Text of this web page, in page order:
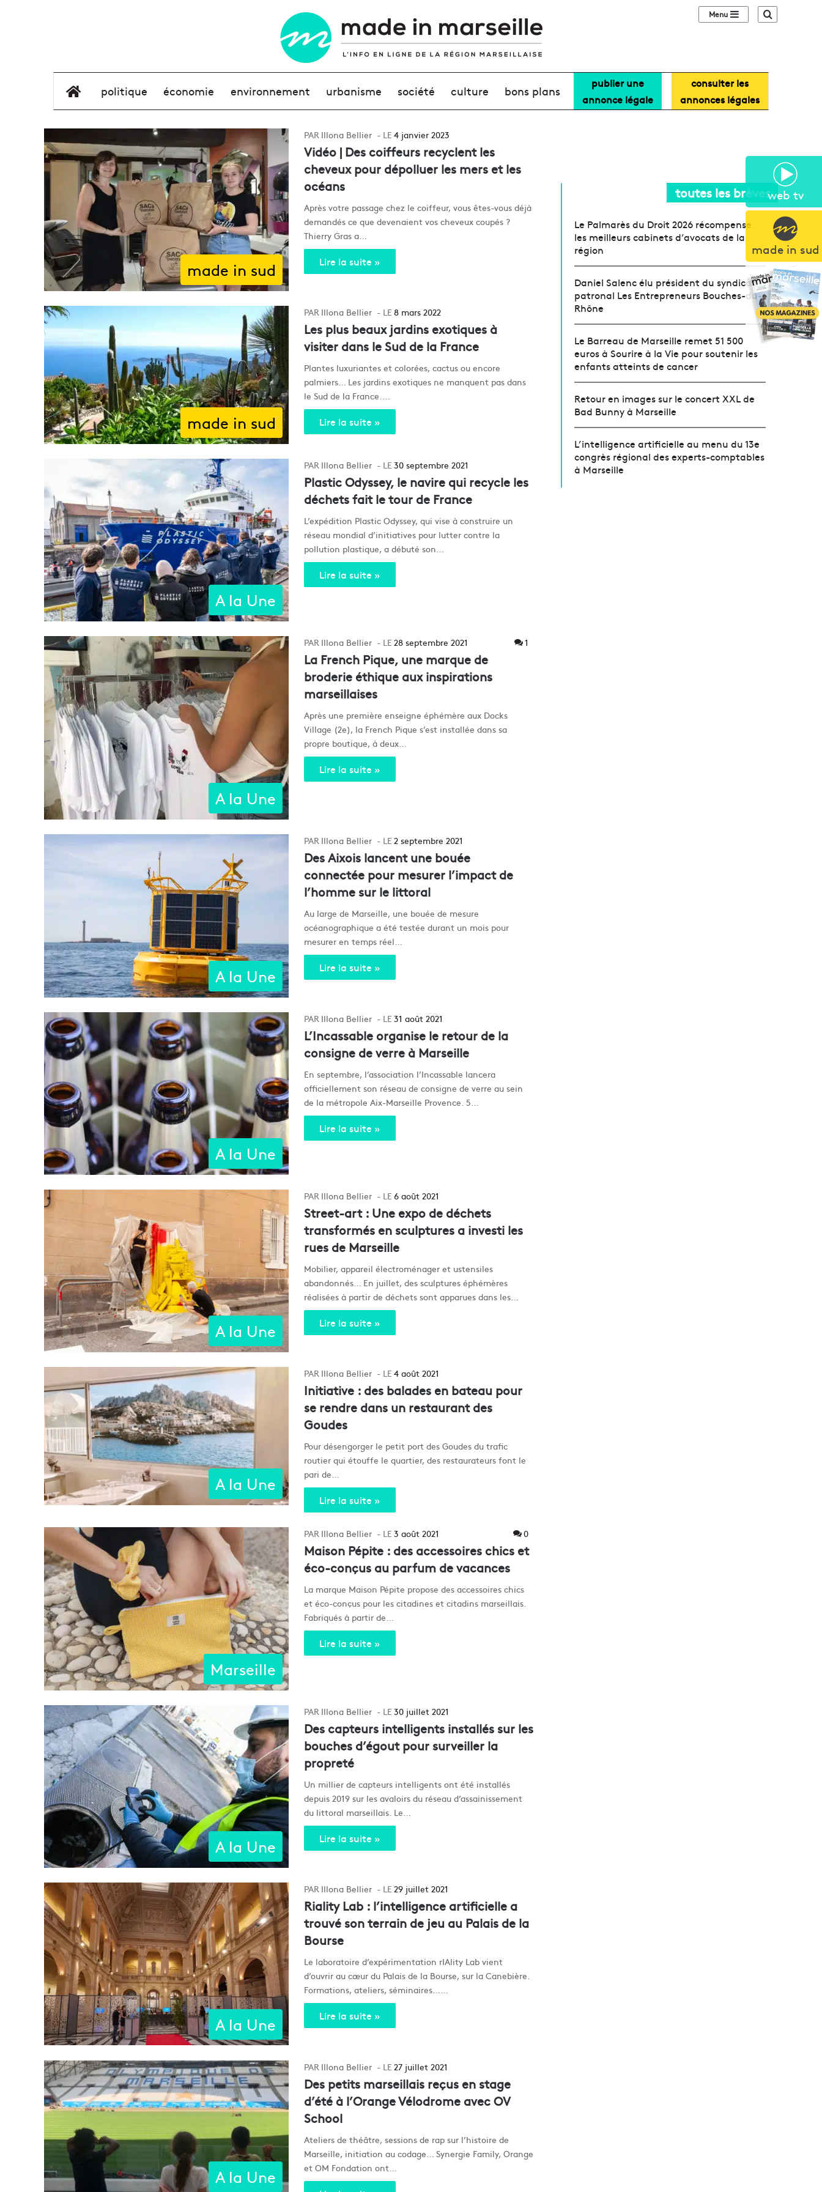
web tv
made in sud
Sidebar (barre
élément de menu
politique économie environnement urbanisme société culture bons plans
publier une
annonce légale
consulter les
annonces légales
made in sud
Illona Bellier 4 janvier 2023
Vidéo | Des coiffeurs recyclent les
cheveux pour dépolluer les mers et les
océans
Après votre passage chez le coiffeur, vous êtes-vous déjà
demandés ce que devenaient vos cheveux coupés ?
Thierry Gras a…
Lire la suite »
made in sud
Illona Bellier 8 mars 2022
Les plus beaux jardins exotiques à
visiter dans le Sud de la France
Plantes luxuriantes et colorées, cactus ou encore
palmiers… Les jardins exotiques ne manquent pas dans
le Sud de la France.…
Lire la suite »
A la Une
Illona Bellier 30 septembre 2021
Plastic Odyssey, le navire qui recycle les
déchets fait le tour de France
L’expédition Plastic Odyssey, qui vise à construire un
réseau mondial d’initiatives pour lutter contre la
pollution plastique, a débuté son…
Lire la suite »
A la Une
Illona Bellier 28 septembre 2021 1
La French Pique, une marque de
broderie éthique aux inspirations
marseillaises
Après une première enseigne éphémère aux Docks
Village (2e), la French Pique s’est installée dans sa
propre boutique, à deux…
Lire la suite »
A la Une
Illona Bellier 2 septembre 2021
Des Aixois lancent une bouée
connectée pour mesurer l’impact de
l’homme sur le littoral
Au large de Marseille, une bouée de mesure
océanographique a été testée durant un mois pour
mesurer en temps réel…
Lire la suite »
A la Une
Illona Bellier 31 août 2021
L’Incassable organise le retour de la
consigne de verre à Marseille
En septembre, l’association l’Incassable lancera
officiellement son réseau de consigne de verre au sein
de la métropole Aix-Marseille Provence. 5…
Lire la suite »
A la Une
Illona Bellier 6 août 2021
Street-art : Une expo de déchets
transformés en sculptures a investi les
rues de Marseille
Mobilier, appareil électroménager et ustensiles
abandonnés… En juillet, des sculptures éphémères
réalisées à partir de déchets sont apparues dans les…
Lire la suite »
A la Une
Illona Bellier 4 août 2021
Initiative : des balades en bateau pour
se rendre dans un restaurant des
Goudes
Pour désengorger le petit port des Goudes du trafic
routier qui étouffe le quartier, des restaurateurs font le
pari de…
Lire la suite »
Marseille
Illona Bellier 3 août 2021 0
Maison Pépite : des accessoires chics et
éco-conçus au parfum de vacances
La marque Maison Pépite propose des accessoires chics
et éco-conçus pour les citadines et citadins marseillais.
Fabriqués à partir de…
Lire la suite »
A la Une
Illona Bellier 30 juillet 2021
Des capteurs intelligents installés sur les
bouches d’égout pour surveiller la
propreté
Un millier de capteurs intelligents ont été installés
depuis 2019 sur les avaloirs du réseau d’assainissement
du littoral marseillais. Le…
Lire la suite »
A la Une
Illona Bellier 29 juillet 2021
Riality Lab : l’intelligence artificielle a
trouvé son terrain de jeu au Palais de la
Bourse
Le laboratoire d’expérimentation rIAlity Lab vient
d’ouvrir au cœur du Palais de la Bourse, sur la Canebière.
Formations, ateliers, séminaires……
Lire la suite »
A la Une
Illona Bellier 27 juillet 2021
Des petits marseillais reçus en stage
d’été à l’Orange Vélodrome avec OV
School
Ateliers de théâtre, sessions de rap sur l’histoire de
Marseille, initiation au codage… Synergie Family, Orange
et OM Fondation ont…
toutes les brèves
Le Palmarès du Droit 2026 récompense
les meilleurs cabinets d’avocats de la
région
Daniel Salenc élu président du syndicat
patronal Les Entrepreneurs Bouches-du-
Rhône
Le Barreau de Marseille remet 51 500
euros à Sourire à la Vie pour soutenir les
enfants atteints de cancer
Retour en images sur le concert XXL de
Bad Bunny à Marseille
L’intelligence artificielle au menu du 13e
congrès régional des experts-comptables
à Marseille